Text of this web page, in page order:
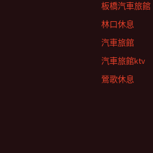
板橋汽車旅館
林口休息
汽車旅館
汽車旅館ktv
鶯歌休息